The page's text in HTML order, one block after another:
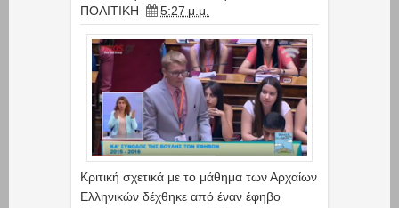
ΠΟΛΙΤΙΚΗ
5:27 μ.μ.
Κριτική σχετικά με το μάθημα των Αρχαίων
Ελληνικών δέχθηκε από έναν έφηβο